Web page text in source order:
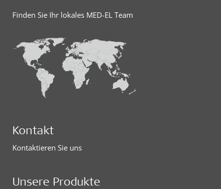
Finden Sie Ihr lokales MED-EL Team
Kontakt
Kontaktieren Sie uns
Unsere Produkte